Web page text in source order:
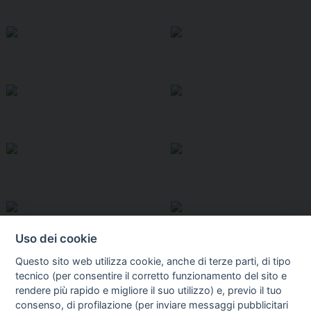
Uso dei cookie
Questo sito web utilizza cookie, anche di terze parti, di tipo
tecnico (per consentire il corretto funzionamento del sito e
rendere più rapido e migliore il suo utilizzo) e, previo il tuo
consenso, di profilazione (per inviare messaggi pubblicitari